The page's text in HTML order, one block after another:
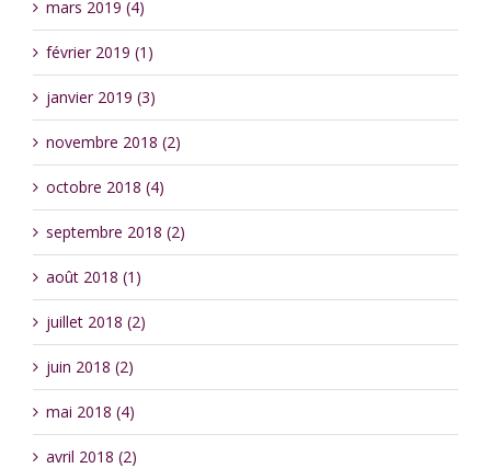
mars 2019 (4)
février 2019 (1)
janvier 2019 (3)
novembre 2018 (2)
octobre 2018 (4)
septembre 2018 (2)
août 2018 (1)
juillet 2018 (2)
juin 2018 (2)
mai 2018 (4)
avril 2018 (2)